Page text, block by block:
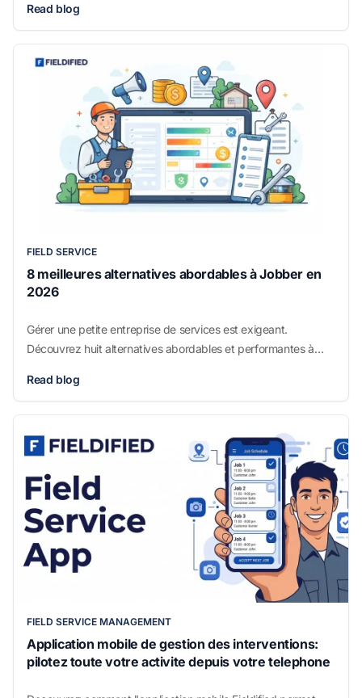
comment choisir celui qui correspond à vos opérations.
Read blog
FIELD SERVICE
8 meilleures alternatives abordables à Jobber en
2026
Gérer une petite entreprise de services est exigeant.
Découvrez huit alternatives abordables et performantes à
et comment choisir la solution adaptée à votre entreprise en
Read blog
FIELD SERVICE MANAGEMENT
Application mobile de gestion des interventions:
pilotez toute votre activite depuis votre telephone